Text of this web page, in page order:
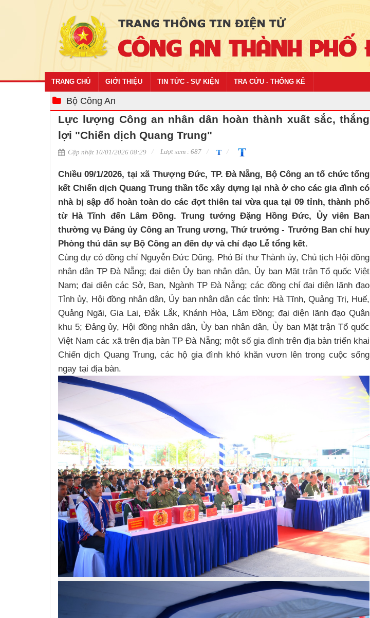
TRANG CHỦ GIỚI THIỆU TIN TỨC - SỰ KIỆN TRA CỨU - THỐNG KÊ
Bộ Công An
Lực lượng Công an nhân dân hoàn thành xuất sắc, thắng
lợi "Chiến dịch Quang Trung"
Cập nhật 10/01/2026 08:29 Lượt xem : 687
Chiều 09/1/2026, tại xã Thượng Đức, TP. Đà Nẵng, Bộ Công an tổ chức tổng
kết Chiến dịch Quang Trung thần tốc xây dựng lại nhà ở cho các gia đình có
nhà bị sập đổ hoàn toàn do các đợt thiên tai vừa qua tại 09 tỉnh, thành phố
từ Hà Tĩnh đến Lâm Đồng. Trung tướng Đặng Hồng Đức, Ủy viên Ban
thường vụ Đảng ủy Công an Trung ương, Thứ trưởng - Trưởng Ban chỉ huy
Phòng thủ dân sự Bộ Công an đến dự và chỉ đạo Lễ tổng kết.
Cùng dự có đồng chí Nguyễn Đức Dũng, Phó Bí thư Thành ủy, Chủ tịch Hội đồng
nhân dân TP Đà Nẵng; đại diện Ủy ban nhân dân, Ủy ban Mặt trận Tổ quốc Việt
Nam; đại diện các Sở, Ban, Ngành TP Đà Nẵng; các đồng chí đại diện lãnh đạo
Tỉnh ủy, Hội đồng nhân dân, Ủy ban nhân dân các tỉnh: Hà Tĩnh, Quảng Trị, Huế,
Quảng Ngãi, Gia Lai, Đắk Lắk, Khánh Hòa, Lâm Đồng; đại diện lãnh đạo Quân
khu 5; Đảng ủy, Hội đồng nhân dân, Ủy ban nhân dân, Ủy ban Mặt trận Tổ quốc
Việt Nam các xã trên địa bàn TP Đà Nẵng; một số gia đình trên địa bàn triển khai
Chiến dịch Quang Trung, các hộ gia đình khó khăn vươn lên trong cuộc sống
ngay tại địa bàn.